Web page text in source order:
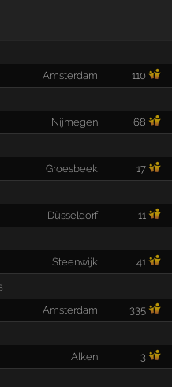
Amsterdam 110
Nijmegen 68
Groesbeek 17
Düsseldorf 11
Steenwijk 41
Amsterdam 335
Alken 3